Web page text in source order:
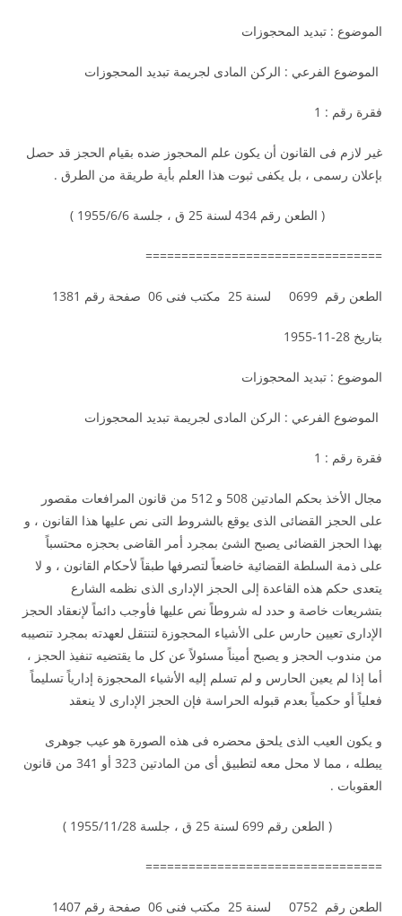
الموضوع : تبديد المحجوزات
الموضوع الفرعي : الركن المادى لجريمة تبديد المحجوزات
فقرة رقم : 1
غير لازم فى القانون أن يكون علم المحجوز ضده بقيام الحجز قد حصل
بإعلان رسمى ، بل يكفى ثبوت هذا العلم بأية طريقة من الطرق .
( الطعن رقم 434 لسنة 25 ق ، جلسة 1955/6/6 )
=================================
الطعن رقم 0699 لسنة 25 مكتب فنى 06 صفحة رقم 1381
بتاريخ 28-11-1955
الموضوع : تبديد المحجوزات
الموضوع الفرعي : الركن المادى لجريمة تبديد المحجوزات
فقرة رقم : 1
مجال الأخذ بحكم المادتين 508 و 512 من قانون المرافعات مقصور
على الحجز القضائى الذى يوقع بالشروط التى نص عليها هذا القانون ، و
بهذا الحجز القضائى يصبح الشئ بمجرد أمر القاضى بحجزه محتسباً
على ذمة السلطة القضائية خاضعاً لتصرفها طبقاً لأحكام القانون ، و لا
يتعدى حكم هذه القاعدة إلى الحجز الإدارى الذى نظمه الشارع
بتشريعات خاصة و حدد له شروطاً نص عليها فأوجب دائماً لإنعقاد الحجز
الإدارى تعيين حارس على الأشياء المحجوزة لتنتقل لعهدته بمجرد تنصيبه
من مندوب الحجز و يصبح أميناً مسئولاً عن كل ما يقتضيه تنفيذ الحجز ،
أما إذا لم يعين الحارس و لم تسلم إليه الأشياء المحجوزة إدارياً تسليماً
فعلياً أو حكمياً بعدم قبوله الحراسة فإن الحجز الإدارى لا ينعقد
و يكون العيب الذى يلحق محضره فى هذه الصورة هو عيب جوهرى
يبطله ، مما لا محل معه لتطبيق أى من المادتين 323 أو 341 من قانون
العقوبات .
( الطعن رقم 699 لسنة 25 ق ، جلسة 1955/11/28 )
=================================
الطعن رقم 0752 لسنة 25 مكتب فنى 06 صفحة رقم 1407